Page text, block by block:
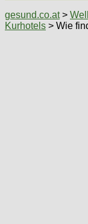
gesund.co.at>
Kurhotels > Wie